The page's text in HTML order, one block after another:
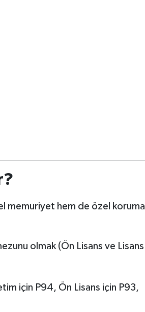
memuriyet hem de özel koruma
olmak (Ön Lisans ve Lisans
için P94, Ön Lisans için P93,